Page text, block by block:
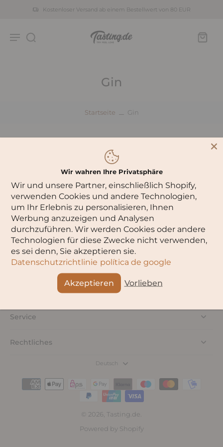
Kostenloser Versand ab einem Bestellwert von 80 EUR
Gin
Startseite Gin
Sortiere nach:
Es gibt leider keine Produkte in dieser Kollektion
Service
Rechtliches
Deutsch
© 2026, Tasting.de.
Powered by Shopify
Wir wahren Ihre Privatsphäre
Wir und unsere Partner, einschließlich Shopify,
verwenden Cookies und andere Technologien,
um Ihr Erlebnis zu personalisieren, Ihnen
Werbung anzuzeigen und Analysen
durchzuführen. Wir werden Cookies oder andere
Technologien für diese Zwecke nicht verwenden,
es sei denn, Sie akzeptieren sie.
Datenschutzrichtlinie política de google
Akzeptieren Vorlieben